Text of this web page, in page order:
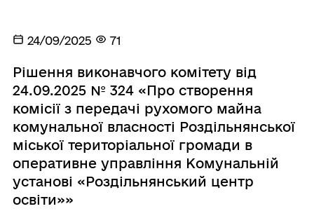
24/09/2025 71
Рішення виконавчого комітету від
24.09.2025 № 324 «Про створення
комісії з передачі рухомого майна
комунальної власності Роздільнянської
міської територіальної громади в
оперативне управління Комунальній
установі «Роздільнянський центр
освіти»»